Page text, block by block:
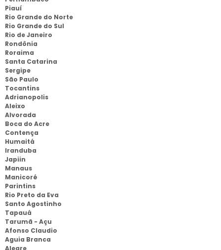
Piauí
Rio Grande do Norte
Rio Grande do Sul
Rio de Janeiro
Rondônia
Roraima
Santa Catarina
Sergipe
São Paulo
Tocantins
Adrianopolis
Aleixo
Alvorada
Boca do Acre
Contença
Humaitá
Iranduba
Japiin
Manaus
Manicoré
Parintins
Rio Preto da Eva
Santo Agostinho
Tapauá
Tarumã - Açu
Afonso Claudio
Aguia Branca
Alegre